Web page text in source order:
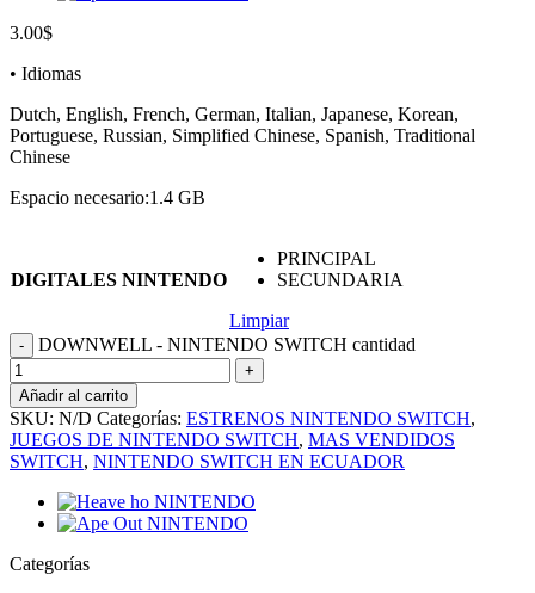
3.00$
• Idiomas
Dutch, English, French, German, Italian, Japanese, Korean,
Portuguese, Russian, Simplified Chinese, Spanish, Traditional
Chinese
Espacio necesario:1.4 GB
DIGITALES NINTENDO
PRINCIPAL
SECUNDARIA
Limpiar
DOWNWELL - NINTENDO SWITCH cantidad
Añadir al carrito
SKU: N/D Categorías: ESTRENOS NINTENDO SWITCH,
JUEGOS DE NINTENDO SWITCH, MAS VENDIDOS
SWITCH, NINTENDO SWITCH EN ECUADOR
Categorías